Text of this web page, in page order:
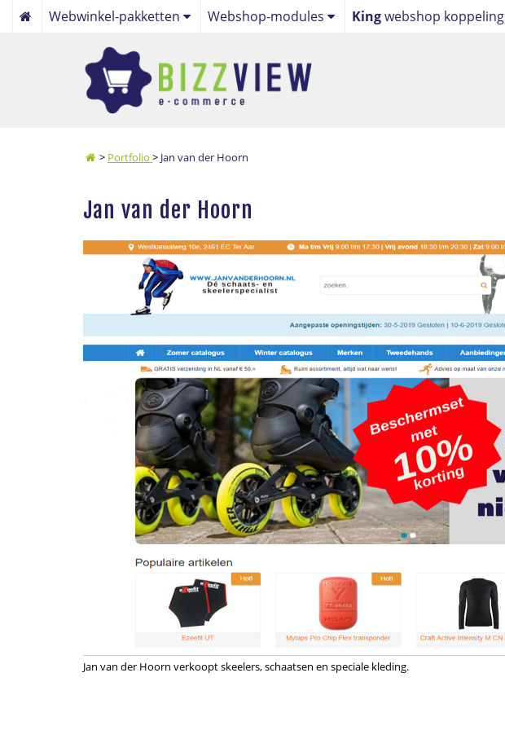
Webwinkel-pakketten
Focus webwinkelpakket
Maatwerk webwinkelpakket
Webshop-modules
Webwinkel
Online Betaalservice
Beheer
Kingwebshop koppeling
> Portfolio > Jan van der Hoorn
Jan van der Hoorn
Jan van der Hoorn verkoopt skeelers, schaatsen en speciale kleding.